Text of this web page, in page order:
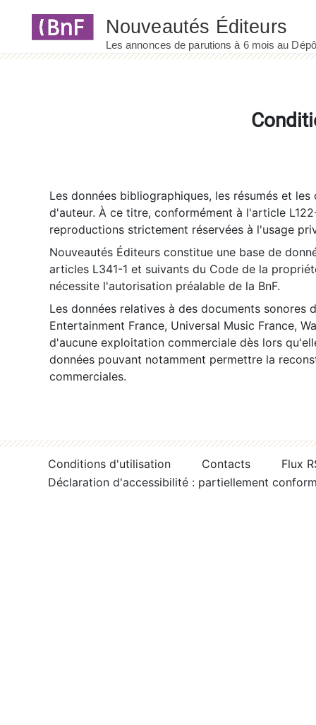
Les données bibliographiques, les résumés et
d'auteur. À ce titre, conformément à l'article
reproductions strictement réservées à l'usage
Nouveautés Éditeurs constitue une base de
articles L341-1 et suivants du Code de la
nécessite l'autorisation préalable de la BnF.
Les données relatives à des documents sonores
Entertainment France, Universal Music France,
d'aucune exploitation commerciale dès lors
données pouvant notamment permettre la
commerciales.
Conditions d'utilisation Contacts
Flux
Déclaration d'accessibilité : partiellement